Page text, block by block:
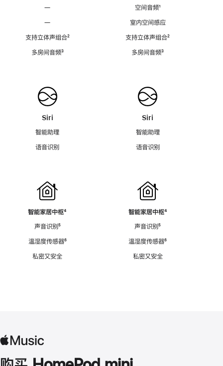
—
—
支持立体声组合脚
²
多房间音频脚
³
Siri
智能助理
语音识别
智能家居中枢脚
⁴
声音识别脚
⁵
温湿度传感器脚
⁶
私密又安全
空间音频脚
¹
室内空间感应
支持立体声组合脚
²
多房间音频脚
³
Siri
智能助理
语音识别
智能家居中枢脚
⁴
声音识别脚
⁵
温湿度传感器脚
⁶
私密又安全